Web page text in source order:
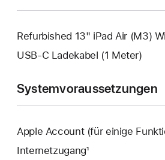
Refurbished 13" iPad Air (M3)
USB‑C Ladekabel (1 Meter)
Systemvoraussetzungen
Apple Account (für einige
Internetzugang¹